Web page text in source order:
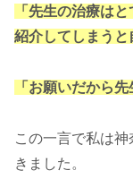
「先生の治療は
紹介してしまうと
「お願いだから
この一言で私は
きました。